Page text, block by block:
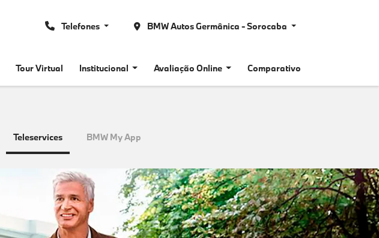
Telefones BMW Autos Germânica - Sorocaba
Tour Virtual Institucional Avaliação Online Comparativo
Teleservices BMW My App